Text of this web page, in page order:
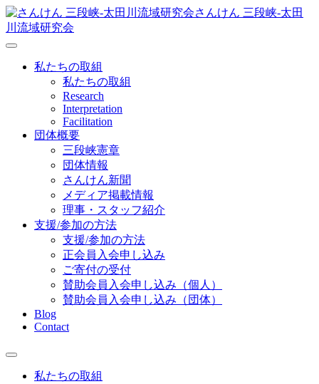
さんけん 三段峡‐太田
川流域研究会
私たちの取組
私たちの取組
Research
Interpretation
Facilitation
団体概要
三段峡憲章
団体情報
さんけん新聞
メディア掲載情報
理事・スタッフ紹介
支援/参加の方法
支援/参加の方法
正会員入会申し込み
ご寄付の受付
賛助会員入会申し込み（個人）
賛助会員入会申し込み（団体）
Blog
Contact
私たちの取組